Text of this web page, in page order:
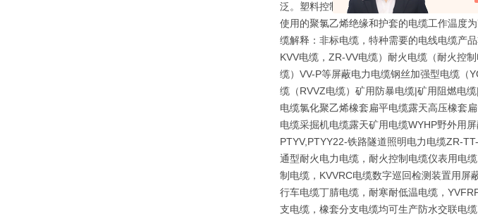
泛。塑料控制电缆全称聚氯乙烯绝缘和护套
使用的聚氯乙烯绝缘和护套的电缆工作温度
缆解释：非标电缆，特种需要的电线电缆产
KVV电缆，ZR-VV电缆）耐火电缆（耐火控
缆）VV-P等屏蔽电力电缆钢丝加强型电缆（
缆（RVVZ电缆）矿用防暴电缆|矿用阻燃电
电缆氯化聚乙烯橡套扁平电缆露天高压橡套
电缆采掘机电缆露天矿用电缆WYHP野外用
PTYV,PTYY22-铁路隧道照明电力电缆ZR-
通型耐火电力电缆，耐火控制电缆仪表用电
制电缆，KVVRC电缆数字巡回检测装置用屏
行车电缆丁腈电缆，耐寒耐低温电缆，
支电缆，橡套分支电缆均可生产防水交联电